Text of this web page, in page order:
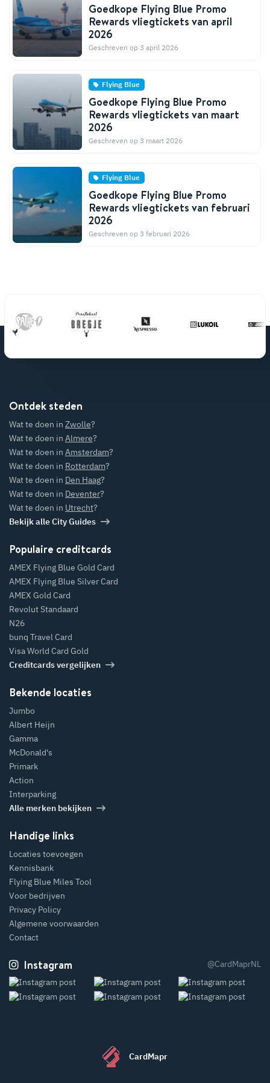
Goedkope Flying Blue Promo
Rewards vliegtickets van april
2026
Geschreven op 3 april 2026
Flying Blue
Goedkope Flying Blue Promo
Rewards vliegtickets van maart
2026
Geschreven op 3 maart 2026
Flying Blue
Goedkope Flying Blue Promo
Rewards vliegtickets van februari
2026
Geschreven op 3 februari 2026
Ontdek steden
Wat te doen in Zwolle?
Wat te doen in Almere?
Wat te doen in Amsterdam?
Wat te doen in Rotterdam?
Wat te doen in Den Haag?
Wat te doen in Deventer?
Wat te doen in Utrecht?
Bekijk alle City Guides
Populaire creditcards
AMEX Flying Blue Gold Card
AMEX Flying Blue Silver Card
AMEX Gold Card
Revolut Standaard
N26
bunq Travel Card
Visa World Card Gold
Creditcards vergelijken
Bekende locaties
Jumbo
Albert Heijn
Gamma
McDonald's
Primark
Action
Interparking
Alle merken bekijken
Handige links
Locaties toevoegen
Kennisbank
Flying Blue Miles Tool
Voor bedrijven
Privacy Policy
Algemene voorwaarden
Contact
Instagram @CardMaprNL
CardMapr